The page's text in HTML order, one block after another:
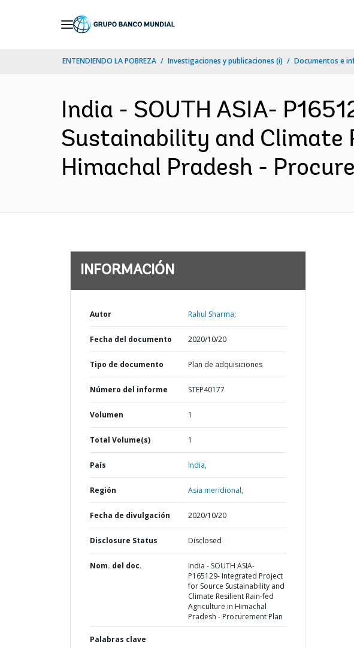
ENTENDIENDO LA POBREZA Investigaciones y publicaciones (i) Documentos e
India - SOUTH ASIA-
Sustainability and Climate
Himachal Pradesh -
INFORMACIÓN
Autor Rahul Sharma;
Fecha del documento 2020/10/20
Tipo de documento Plan de adquisiciones
Número del informe STEP40177
Volumen 1
Total Volume(s) 1
País India,
Región Asia meridional,
Fecha de divulgación 2020/10/20
Disclosure Status Disclosed
Nom. del doc.
India - SOUTH ASIA-
P165129- Integrated Project
for Source Sustainability and
Climate Resilient Rain-fed
Agriculture in Himachal
Pradesh - Procurement Plan
Palabras clave